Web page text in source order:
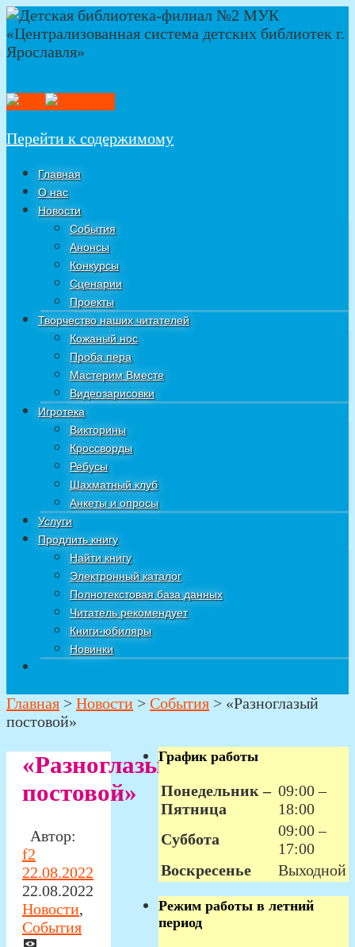
Перейти к содержимому
Главная
О нас
Новости
События
Анонсы
Конкурсы
Сценарии
Проекты
Творчество наших читателей
Кожаный нос
Проба пера
Мастерим Вместе
Видеозарисовки
Игротека
Викторины
Кроссворды
Ребусы
Шахматный клуб
Анкеты и опросы
Услуги
Продлить книгу
Найти книгу
Электронный каталог
Полнотекстовая база данных
Читатель рекомендует
Книги-юбиляры
Новинки
Главная > Новости > События > «Разноглазый
постовой»
«Разноглазый
постовой»
Автор:
f2
22.08.2022
22.08.2022
Новости,
События
График работы
Понедельник –
Пятница
09:00 –
18:00
Суббота
09:00 –
17:00
Воскресенье
Выходной
Режим работы в летний
период